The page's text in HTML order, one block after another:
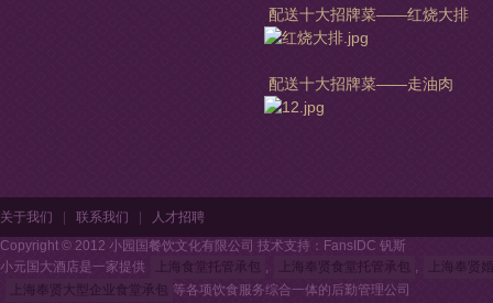
配送十大招牌菜——红烧大排
配送十大招牌菜——走油肉
关于我们 联系我们
人才招聘
Copyright © 2012 小园国餐饮文化有限公司 技术支持：FansIDC 钒斯
小元国大酒店是一家提供
上海食堂托管承包 , 上海奉贤食堂托管承包 ,
上海奉贤
上海奉贤大型企业食堂承包 等各项饮食服务综合一体的后勤管理公司